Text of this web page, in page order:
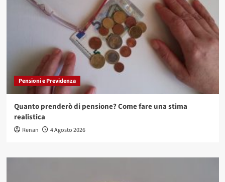
Pensioni e Previdenza
Quanto prenderò di pensione? Come fare una stima
realistica
Renan 4 Agosto 2026